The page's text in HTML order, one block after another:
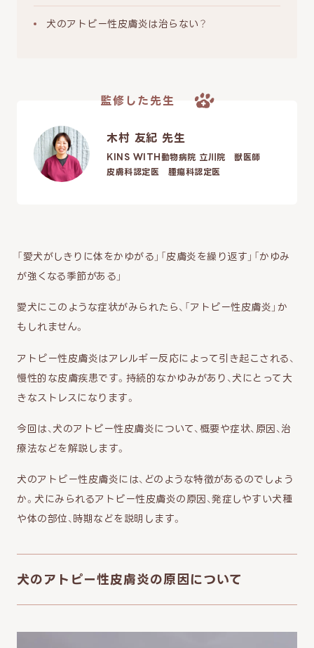
犬のアトピー性皮膚炎は治らない？
監修した先生
木村 友紀 先生
KINS WITH動物病院 立川院 獣医師
皮膚科認定医 腫瘍科認定医
「愛犬がしきりに体をかゆがる」「皮膚炎を繰り返す」「かゆみ
が強くなる季節がある」
愛犬にこのような症状がみられたら、「アトピー性皮膚炎」か
もしれません。
アトピー性皮膚炎はアレルギー反応によって引き起こされる、
慢性的な皮膚疾患です。持続的なかゆみがあり、犬にとって大
きなストレスになります。
今回は、犬のアトピー性皮膚炎について、概要や症状、原因、治
療法などを解説します。
犬のアトピー性皮膚炎には、どのような特徴があるのでしょう
か。犬にみられるアトピー性皮膚炎の原因、発症しやすい犬種
や体の部位、時期などを説明します。
犬のアトピー性皮膚炎の原因について